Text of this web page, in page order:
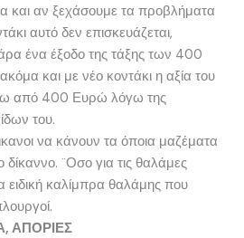
και αν ξεχάσουμε τα προβλήματα
αυτό δεν επισκευάζεται,
άρα ένα έξοδο της τάξης των 400
και με νέο κοντάκι η αξία του
από 400 Ευρώ λόγω της
του.
να κάνουν τα όποια μαζέματα
δίκαννο. ¨Οσο για τις θαλάμες
ειδική καλίμπρα θαλάμης που
ΑΠΟΡΙΕΣ